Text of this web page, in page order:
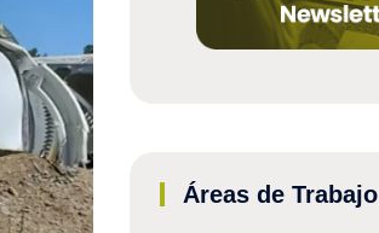
Áreas de Trabajo